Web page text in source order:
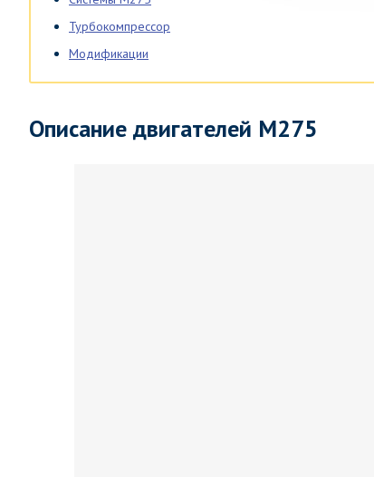
Турбокомпрессор
Модификации
Описание двигателей M275